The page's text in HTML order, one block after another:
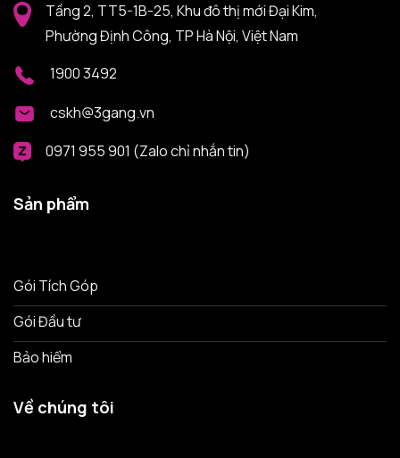
Tầng 2, TT5-1B-25, Khu đô thị mới Đại Kim,
Phường Định Công, TP Hà Nội, Việt Nam
1900 3492
cskh@3gang.vn
0971 955 901 (Zalo chỉ nhắn tin)
Sản phẩm
Gói Tích Góp
Gói Đầu tư
Bảo hiểm
Về chúng tôi